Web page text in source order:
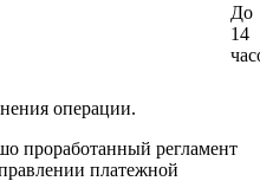
До
14
операции.
проработанный регламент
платежной